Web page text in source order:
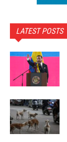
LATEST POSTS